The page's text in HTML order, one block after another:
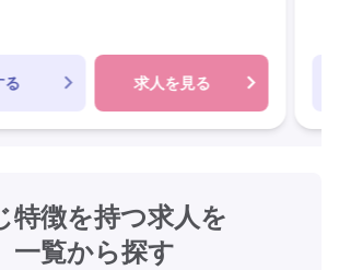
る 求人を見る
特徴を持つ求人を
一覧から探す